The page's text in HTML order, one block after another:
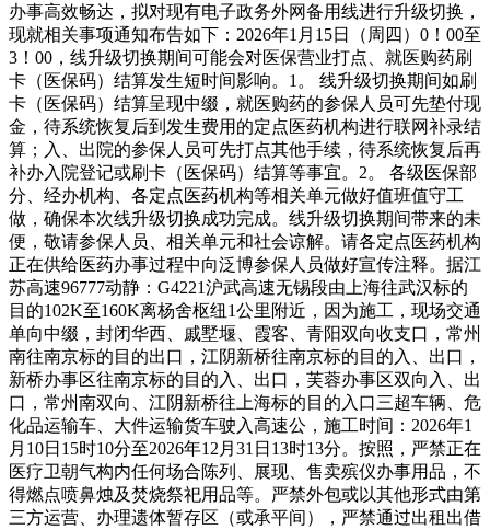
办事高效畅达，拟对现有电子政务外网备用线进行升级切换，
现就相关事项通知布告如下：2026年1月15日（周四）0！00至
3！00，线升级切换期间可能会对医保营业打点、就医购药刷
卡（医保码）结算发生短时间影响。1。 线升级切换期间如刷
卡（医保码）结算呈现中缀，就医购药的参保人员可先垫付现
金，待系统恢复后到发生费用的定点医药机构进行联网补录结
算；入、出院的参保人员可先打点其他手续，待系统恢复后再
补办入院登记或刷卡（医保码）结算等事宜。2。 各级医保部
分、经办机构、各定点医药机构等相关单元做好值班值守工
做，确保本次线升级切换成功完成。线升级切换期间带来的未
便，敬请参保人员、相关单元和社会谅解。请各定点医药机构
正在供给医药办事过程中向泛博参保人员做好宣传注释。据江
苏高速96777动静：G4221沪武高速无锡段由上海往武汉标的
目的102K至160K离杨舍枢纽1公里附近，因为施工，现场交通
单向中缀，封闭华西、戚墅堰、霞客、青阳双向收支口，常州
南往南京标的目的出口，江阴新桥往南京标的目的入、出口，
新桥办事区往南京标的目的入、出口，芙蓉办事区双向入、出
口，常州南双向、江阴新桥往上海标的目的入口三超车辆、危
化品运输车、大件运输货车驶入高速公，施工时间：2026年1
月10日15时10分至2026年12月31日13时13分。按照，严禁正在
医疗卫朝气构内任何场合陈列、展现、售卖殡仪办事用品，不
得燃点喷鼻烛及焚烧祭祀用品等。严禁外包或以其他形式由第
三方运营、办理遗体暂存区（或承平间），严禁通过出租出借